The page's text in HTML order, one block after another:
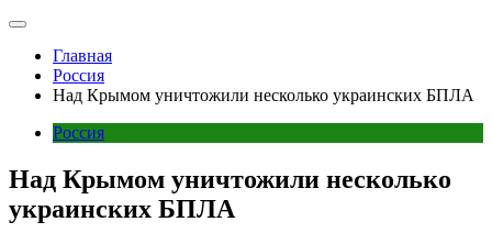
Главная
Россия
Над Крымом уничтожили несколько украинских БПЛА
Россия
Над Крымом уничтожили несколько
украинских БПЛА